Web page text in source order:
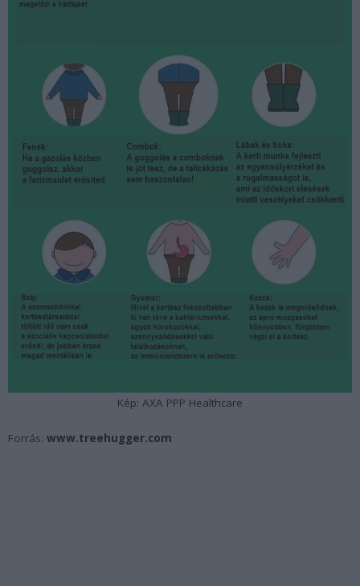
Kép: AXA PPP Healthcare
Forrás: www.treehugger.com